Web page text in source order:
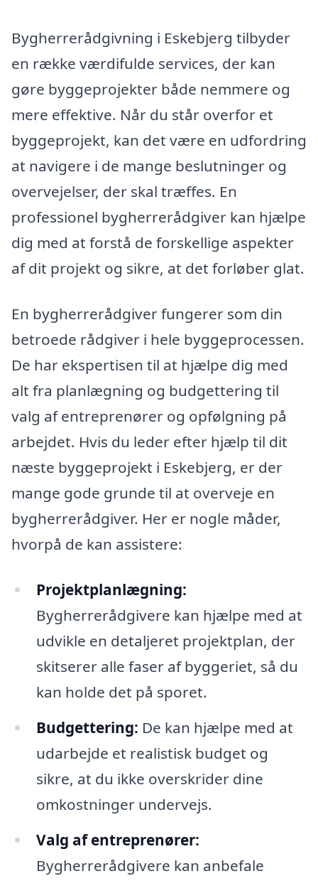
Bygherrerådgivning i Eskebjerg tilbyder
en række værdifulde services, der kan
gøre byggeprojekter både nemmere og
mere effektive. Når du står overfor et
byggeprojekt, kan det være en udfordring
at navigere i de mange beslutninger og
overvejelser, der skal træffes. En
professionel bygherrerådgiver kan hjælpe
dig med at forstå de forskellige aspekter
af dit projekt og sikre, at det forløber glat.
En bygherrerådgiver fungerer som din
betroede rådgiver i hele byggeprocessen.
De har ekspertisen til at hjælpe dig med
alt fra planlægning og budgettering til
valg af entreprenører og opfølgning på
arbejdet. Hvis du leder efter hjælp til dit
næste byggeprojekt i Eskebjerg, er der
mange gode grunde til at overveje en
bygherrerådgiver. Her er nogle måder,
hvorpå de kan assistere:
Projektplanlægning:
Bygherrerådgivere kan hjælpe med at
udvikle en detaljeret projektplan, der
skitserer alle faser af byggeriet, så du
kan holde det på sporet.
Budgettering: De kan hjælpe med at
udarbejde et realistisk budget og
sikre, at du ikke overskrider dine
omkostninger undervejs.
Valg af entreprenører:
Bygherrerådgivere kan anbefale